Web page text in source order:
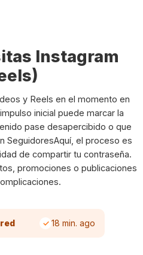
Instagram
y Reels en el momento en
inicial puede marcar la
pase desapercibido o que
SeguidoresAquí, el proceso es
de compartir tu contraseña.
promociones o publicaciones
✓ 18 min. ago